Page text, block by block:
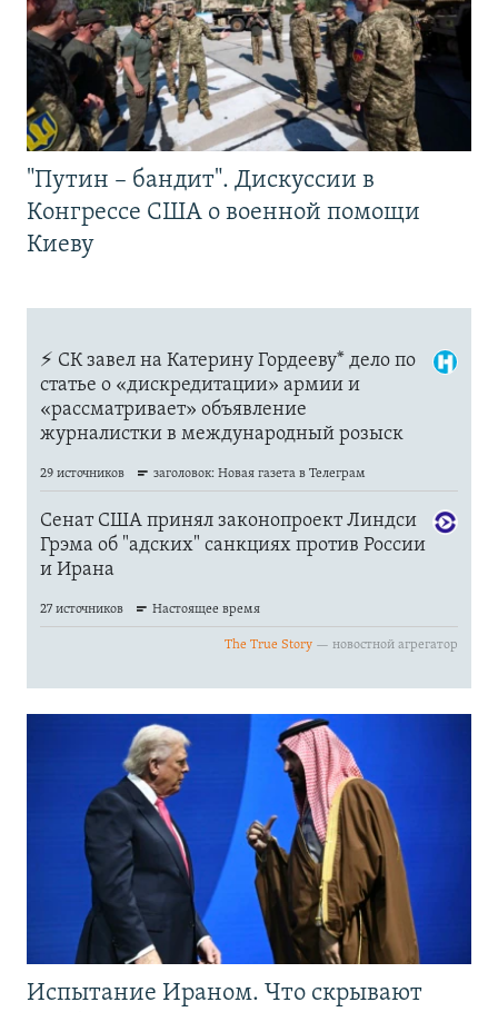
"Путин – бандит". Дискуссии в
Конгрессе США о военной помощи
Киеву
Испытание Ираном. Что скрывают